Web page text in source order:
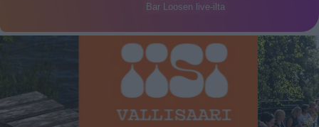
Bar Loosen live-ilta